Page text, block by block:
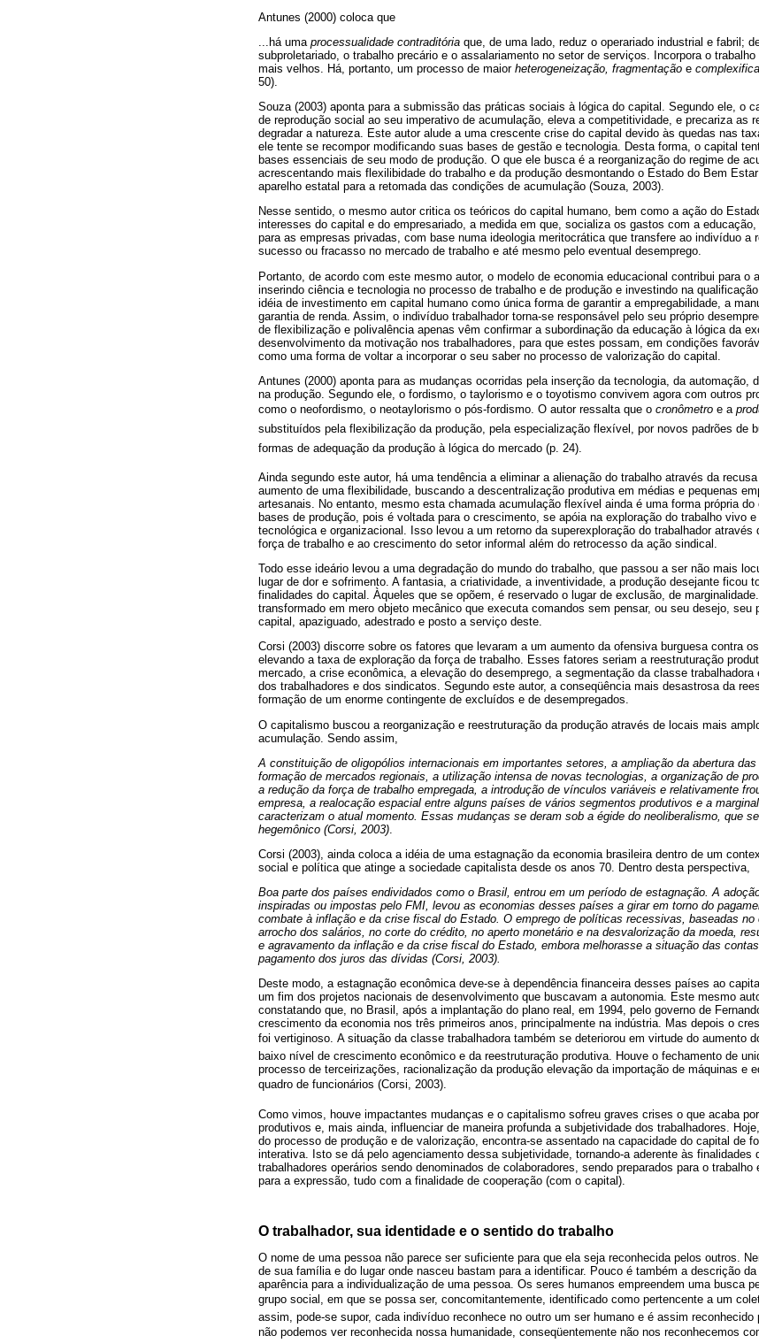
Antunes (2000) coloca que
...há uma processualidade contraditória que, de uma lado, reduz o operariado industrial e fabril;
subproletariado, o trabalho precário e o assalariamento no setor de serviços. Incorpora o
mais velhos. Há, portanto, um processo de maior heterogeneização, fragmentação e
50).
Souza (2003) aponta para a submissão das práticas sociais à lógica do capital. Segundo ele, o
de reprodução social ao seu imperativo de acumulação, eleva a competitividade, e precariza as
degradar a natureza. Este autor alude a uma crescente crise do capital devido às quedas nas
ele tente se recompor modificando suas bases de gestão e tecnologia. Desta forma, o capital
bases essenciais de seu modo de produção. O que ele busca é a reorganização do regime de
acrescentando mais flexilibidade do trabalho e da produção desmontando o Estado do Bem
aparelho estatal para a retomada das condições de acumulação (Souza, 2003).
Nesse sentido, o mesmo autor critica os teóricos do capital humano, bem como a ação do
interesses do capital e do empresariado, a medida em que, socializa os gastos com a
para as empresas privadas, com base numa ideologia meritocrática que transfere ao indivíduo a
sucesso ou fracasso no mercado de trabalho e até mesmo pelo eventual desemprego.
Portanto, de acordo com este mesmo autor, o modelo de economia educacional contribui para o
inserindo ciência e tecnologia no processo de trabalho e de produção e investindo na
idéia de investimento em capital humano como única forma de garantir a empregabilidade, a
garantia de renda. Assim, o indivíduo trabalhador torna-se responsável pelo seu próprio
de flexibilização e polivalência apenas vêm confirmar a subordinação da educação à lógica da
desenvolvimento da motivação nos trabalhadores, para que estes possam, em condições
como uma forma de voltar a incorporar o seu saber no processo de valorização do capital.
Antunes (2000) aponta para as mudanças ocorridas pela inserção da tecnologia, da automação,
na produção. Segundo ele, o fordismo, o taylorismo e o toyotismo convivem agora com outros
como o neofordismo, o neotaylorismo o pós-fordismo. O autor ressalta que o cronômetro e a
substituídos pela flexibilização da produção, pela especialização flexível, por novos padrões
formas de adequação da produção à lógica do mercado (p. 24).
Ainda segundo este autor, há uma tendência a eliminar a alienação do trabalho através da
aumento de uma flexibilidade, buscando a descentralização produtiva em médias e pequenas
artesanais. No entanto, mesmo esta chamada acumulação flexível ainda é uma forma própria
bases de produção, pois é voltada para o crescimento, se apóia na exploração do trabalho vivo
tecnológica e organizacional. Isso levou a um retorno da superexploração do trabalhador através
força de trabalho e ao crescimento do setor informal além do retrocesso da ação sindical.
Todo esse ideário levou a uma degradação do mundo do trabalho, que passou a ser não mais
lugar de dor e sofrimento. A fantasia, a criatividade, a inventividade, a produção desejante ficou
finalidades do capital. Àqueles que se opõem, é reservado o lugar de exclusão, de
transformado em mero objeto mecânico que executa comandos sem pensar, ou seu desejo, seu
capital, apaziguado, adestrado e posto a serviço deste.
Corsi (2003) discorre sobre os fatores que levaram a um aumento da ofensiva burguesa contra
elevando a taxa de exploração da força de trabalho. Esses fatores seriam a reestruturação
mercado, a crise econômica, a elevação do desemprego, a segmentação da classe
dos trabalhadores e dos sindicatos. Segundo este autor, a conseqüência mais desastrosa da
formação de um enorme contingente de excluídos e de desempregados.
O capitalismo buscou a reorganização e reestruturação da produção através de locais mais
acumulação. Sendo assim,
A constituição de oligopólios internacionais em importantes setores, a ampliação da abertura
formação de mercados regionais, a utilização intensa de novas tecnologias, a organização de
a redução da força de trabalho empregada, a introdução de vínculos variáveis e relativamente
empresa, a realocação espacial entre alguns países de vários segmentos produtivos e a
caracterizam o atual momento. Essas mudanças se deram sob a égide do neoliberalismo, que
hegemônico (Corsi, 2003)
Corsi (2003), ainda coloca a idéia de uma estagnação da economia brasileira dentro de um
social e política que atinge a sociedade capitalista desde os anos 70. Dentro desta perspectiva,
Boa parte dos países endividados como o Brasil, entrou em um período de estagnação. A
inspiradas ou impostas pelo FMI, levou as economias desses países a girar em torno do
combate à inflação e da crise fiscal do Estado. O emprego de políticas recessivas, baseadas
arrocho dos salários, no corte do crédito, no aperto monetário e na desvalorização da moeda,
e agravamento da inflação e da crise fiscal do Estado, embora melhorasse a situação das
pagamento dos juros das dívidas (Corsi, 2003).
Deste modo, a estagnação econômica deve-se à dependência financeira desses países ao
um fim dos projetos nacionais de desenvolvimento que buscavam a autonomia. Este mesmo
constatando que, no Brasil, após a implantação do plano real, em 1994, pelo governo de
crescimento da economia nos três primeiros anos, principalmente na indústria. Mas depois o
foi vertiginoso. A situação da classe trabalhadora também se deteriorou em virtude do aumento
baixo nível de crescimento econômico e da reestruturação produtiva. Houve o fechamento de
processo de terceirizações, racionalização da produção elevação da importação de máquinas e
quadro de funcionários (Corsi, 2003).
Como vimos, houve impactantes mudanças e o capitalismo sofreu graves crises o que acaba
produtivos e, mais ainda, influenciar de maneira profunda a subjetividade dos trabalhadores.
do processo de produção e de valorização, encontra-se assentado na capacidade do capital de
interativa. Isto se dá pelo agenciamento dessa subjetividade, tornando-a aderente às
trabalhadores operários sendo denominados de colaboradores, sendo preparados para o trabalho
para a expressão, tudo com a finalidade de cooperação (com o capital).
O trabalhador, sua identidade e o sentido do trabalho
O nome de uma pessoa não parece ser suficiente para que ela seja reconhecida pelos outros.
de sua família e do lugar onde nasceu bastam para a identificar. Pouco é também a descrição
aparência para a individualização de uma pessoa. Os seres humanos empreendem uma busca
grupo social, em que se possa ser, concomitantemente, identificado como pertencente a um
assim, pode-se supor, cada indivíduo reconhece no outro um ser humano e é assim
não podemos ver reconhecida nossa humanidade, conseqüentemente não nos reconhecemos